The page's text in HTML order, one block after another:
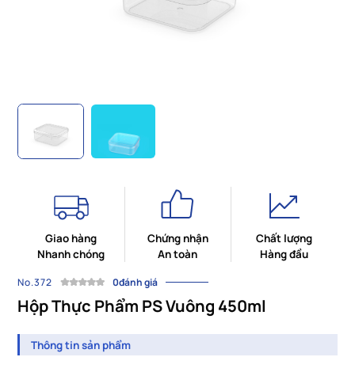
Giao hàng
Nhanh chóng
Chứng nhận
An toàn
Chất lượng
Hàng đầu
No.372 0đánh giá
Hộp Thực Phẩm PS Vuông 450ml
Thông tin sản phẩm